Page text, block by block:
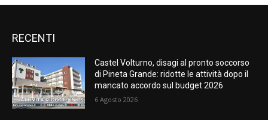
RECENTI
Castel Volturno, disagi al pronto soccorso
di Pineta Grande: ridotte le attività dopo il
mancato accordo sul budget 2026
6 Agosto 2026